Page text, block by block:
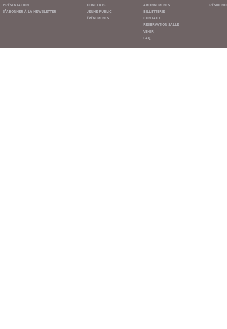
présentation
s'abonner à la newsletter
concerts
jeune public
événements
abonnements
billetterie
contact
reservation salle
venir
faq